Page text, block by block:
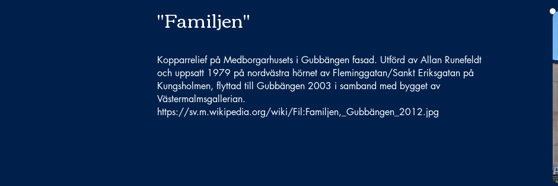
"Familjen"
Kopparrelief på Medborgarhusets i Gubbängen fasad. Utförd av Allan Runefeldt
och uppsatt 1979 på nordvästra hörnet av Fleminggatan/Sankt Eriksgatan på
Kungsholmen, flyttad till Gubbängen 2003 i samband med bygget av
Västermalmsgallerian.
https://sv.m.wikipedia.org/wiki/Fil:Familjen,_Gubbängen_2012.jpg